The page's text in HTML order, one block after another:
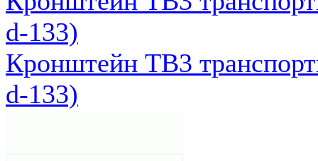
d-133)
Кронштейн ТВ3
d-133)